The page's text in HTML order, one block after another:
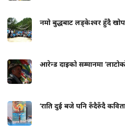
नमो बुद्धबाट लड्केश्वर हुँदै
आरेन्ड दाइको सम्मानमा
‘राति दुई बजे पनि रुँदैरुँदै